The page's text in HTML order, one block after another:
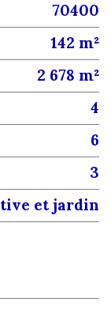
70400
142 m²
2 678 m²
4
6
3
et jardin